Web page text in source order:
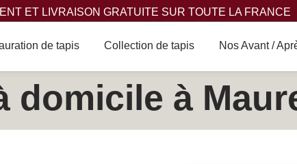
ET LIVRAISON GRATUITE SUR TOUTE LA FRANCE
de tapis Collection de tapis Nos Avant /
domicile à